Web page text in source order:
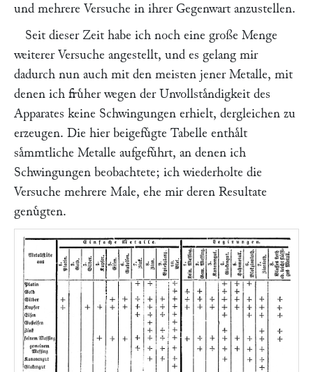
und mehrere Versuche in ihrer Gegenwart anzustellen.
Seit dieser Zeit habe ich noch eine große Menge
weiterer Versuche angestellt, und es gelang mir
dadurch nun auch mit den meisten jener Metalle, mit
denen ich fruͤher wegen der Unvollstaͤndigkeit des
Apparates keine Schwingungen erhielt, dergleichen zu
erzeugen. Die hier beigefuͤgte Tabelle enthaͤlt
saͤmmtliche Metalle aufgefuͤhrt, an denen ich
Schwingungen beobachtete; ich wiederholte die
Versuche mehrere Male, ehe mir deren Resultate
genuͤgten.